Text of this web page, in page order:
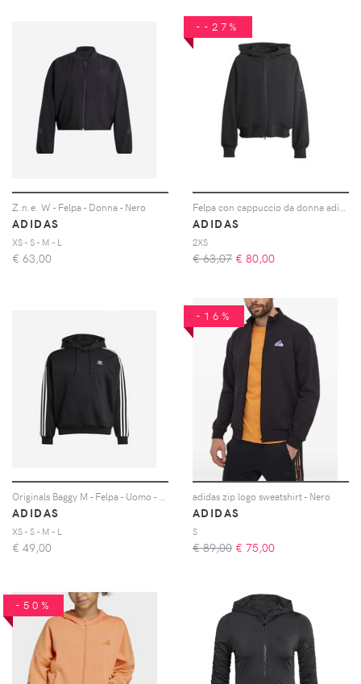
Z.n.e. W - Felpa - Donna - Nero
ADIDAS
XS - S - M - L
€ 63,00
--27%
ADIDAS
2XS
€ 63,07 € 80,00
ADIDAS
XS - S - M - L
€ 49,00
-16%
adidas zip logo sweatshirt - Nero
ADIDAS
S
€ 89,00 € 75,00
-50%